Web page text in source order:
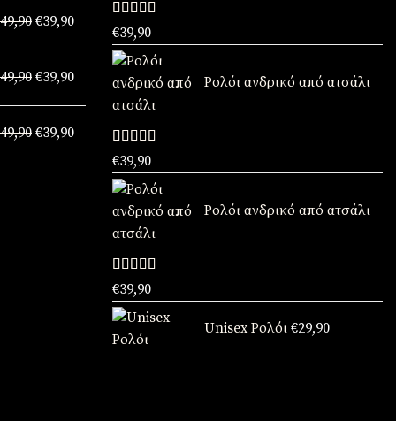
49,90 price
was:
€49,90.
€39,90τρέχουσα
τιμή
είναι:
€39,90.
49,90 price
was:
€49,90.
€39,90τρέχουσα
τιμή
είναι:
49,90 price
€39,90τρέχουσα
Βαθμολογήθηκε
με5.00από
5
€39,90
Ρολόι ανδρικό από ατσάλι
Βαθμολογήθηκε
με5.00από
5
€39,90
Ρολόι ανδρικό από ατσάλι
Βαθμολογήθηκε
με5.00από
5
€39,90
Unisex Ρολόι €29,90